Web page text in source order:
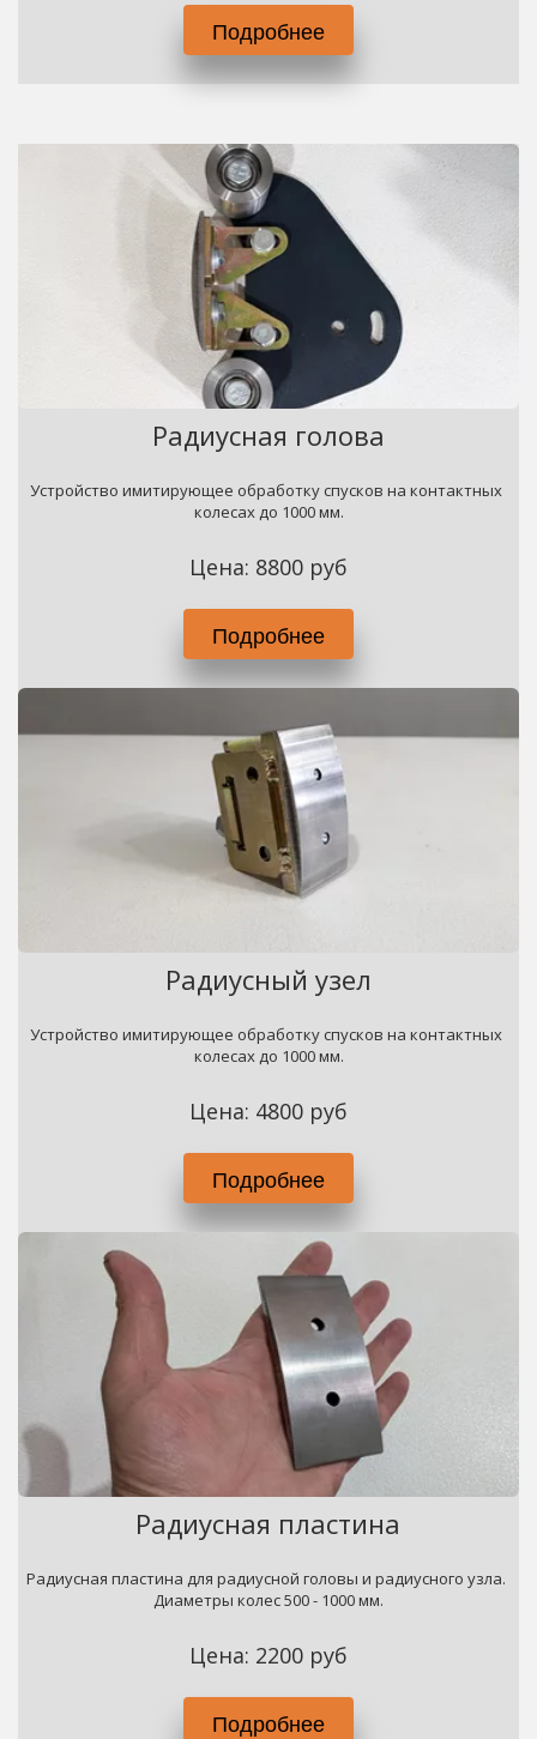
Подробнее
Радиусная голова
Устройство имитирующее обработку спусков на контактных
колесах до 1000 мм.
Цена: 8800 руб
Подробнее
Радиусный узел
Устройство имитирующее обработку спусков на контактных
колесах до 1000 мм.
Цена: 4800 руб
Подробнее
Радиусная пластина
Радиусная пластина для радиусной головы и радиусного узла.
Диаметры колес 500 - 1000 мм.
Цена: 2200 руб
Подробнее